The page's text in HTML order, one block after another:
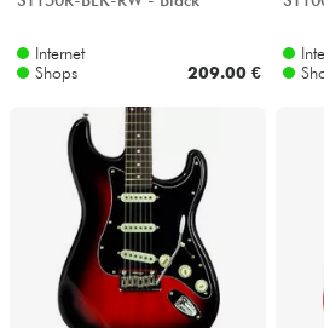
Internet
Shops
209.00 €